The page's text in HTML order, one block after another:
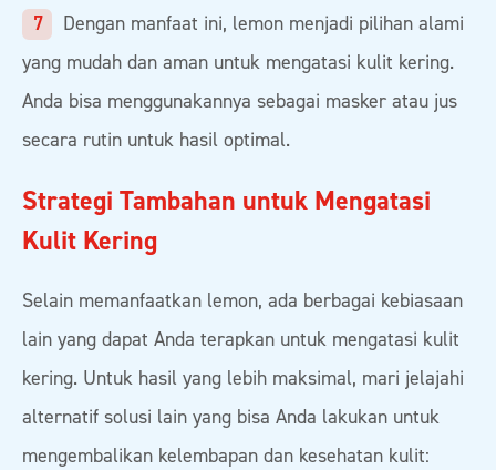
Dengan manfaat ini, lemon menjadi pilihan alami
yang mudah dan aman untuk mengatasi kulit kering.
Anda bisa menggunakannya sebagai masker atau jus
secara rutin untuk hasil optimal.
Strategi Tambahan untuk Mengatasi
Kulit Kering
Selain memanfaatkan lemon, ada berbagai kebiasaan
lain yang dapat Anda terapkan untuk mengatasi kulit
kering. Untuk hasil yang lebih maksimal, mari jelajahi
alternatif solusi lain yang bisa Anda lakukan untuk
mengembalikan kelembapan dan kesehatan kulit: